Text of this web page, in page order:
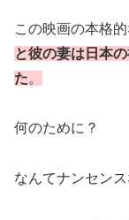
この映画の本格
と彼の妻は日本
た。
何のために？
なんてナンセン